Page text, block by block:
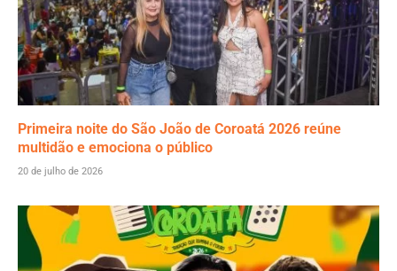
Primeira noite do São João de Coroatá 2026 reúne
multidão e emociona o público
20 de julho de 2026